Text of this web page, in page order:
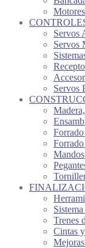
Servos
Servos
Servos
Trenes
Cintas